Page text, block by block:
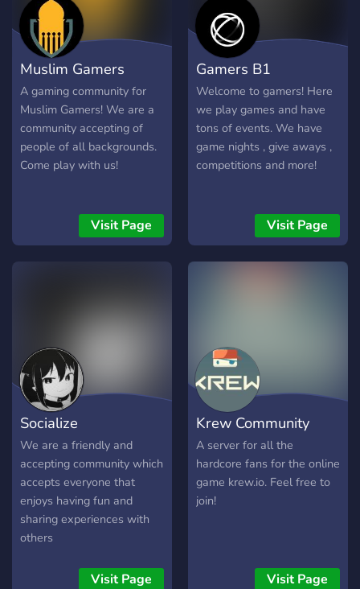
favoriete games, films,
series, muziek etc. En vind
mensen die het ook leuk
vinden Gaming Tips:
Ontvang en deel tips om je
gaming-ervaring te
verbeteren. Vriendschap en
Gezelligheid: Maak nieuwe
vrienden en geniet van een
suggesties zijn altijd
welkom in het
nieuwe vrienden en help
ons groeien tot een
levendige en gezellige plek
voor gamers en vrienden.
Muslim Gamers
A gaming community for
Muslim Gamers! We are a
community accepting of
people of all backgrounds.
Come play with us!
Visit Page
Gamers B1
Welcome to gamers! Here
we play games and have
tons of events. We have
game nights , give aways ,
competitions and more!
Visit Page
Socialize
We are a friendly and
accepting community which
accepts everyone that
enjoys having fun and
sharing experiences with
others
Visit Page
Krew Community
A server for all the
hardcore fans for the online
game krew.io. Feel free to
join!
Visit Page